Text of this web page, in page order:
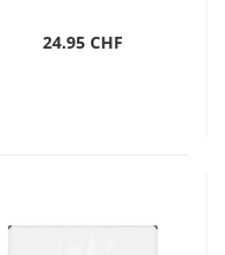
24.95 CHF